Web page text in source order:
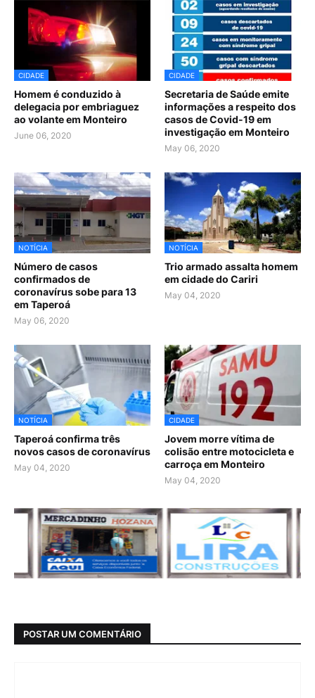
CIDADE
Homem é conduzido à
delegacia por embriaguez
ao volante em Monteiro
June 06, 2020
CIDADE
Secretaria de Saúde emite
informações a respeito dos
casos de Covid-19 em
investigação em Monteiro
May 06, 2020
NOTÍCIA
Número de casos
confirmados de
coronavírus sobe para 13
em Taperoá
May 06, 2020
NOTÍCIA
Trio armado assalta homem
em cidade do Cariri
May 04, 2020
NOTÍCIA
Taperoá confirma três
novos casos de coronavírus
May 04, 2020
CIDADE
Jovem morre vítima de
colisão entre motocicleta e
carroça em Monteiro
May 04, 2020
POSTAR UM COMENTÁRIO